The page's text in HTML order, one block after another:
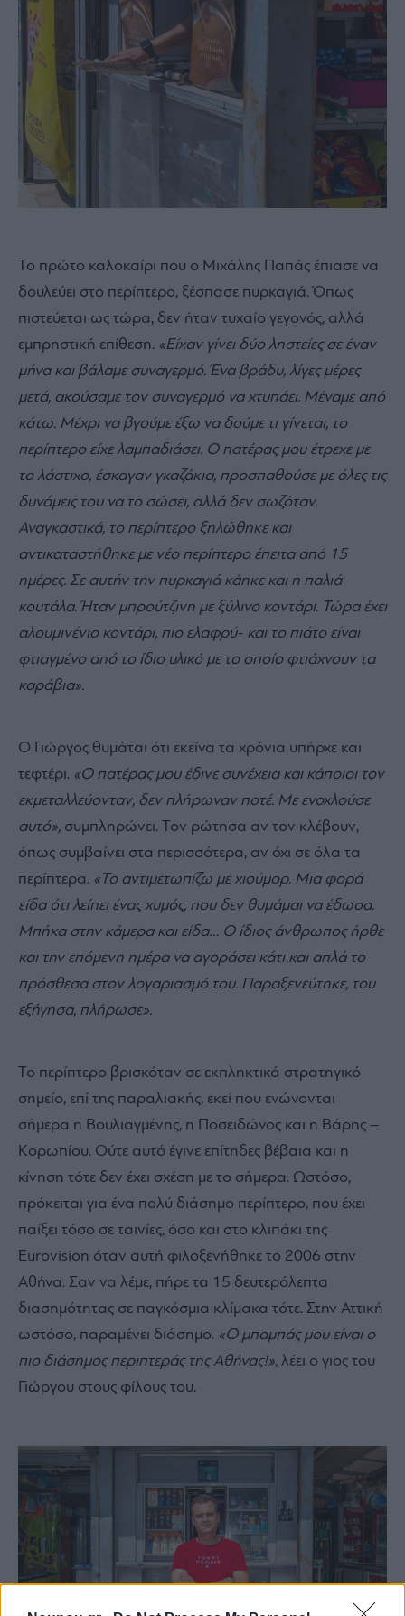
Το πρώτο καλοκαίρι που ο Μιχάλης Παπάς έπιασε να
δουλεύει στο περίπτερο, ξέσπασε πυρκαγιά. Όπως
πιστεύεται ως τώρα, δεν ήταν τυχαίο γεγονός, αλλά
εμπρηστική επίθεση. «Είχαν γίνει δύο ληστείες σε έναν
μήνα και βάλαμε συναγερμό. Ένα βράδυ, λίγες μέρες
μετά, ακούσαμε τον συναγερμό να χτυπάει. Μέναμε από
κάτω. Μέχρι να βγούμε έξω να δούμε τι γίνεται, το
περίπτερο είχε λαμπαδιάσει. Ο πατέρας μου έτρεχε με
το λάστιχο, έσκαγαν γκαζάκια, προσπαθούσε με όλες τις
δυνάμεις του να το σώσει, αλλά δεν σωζόταν.
Αναγκαστικά, το περίπτερο ξηλώθηκε και
αντικαταστήθηκε με νέο περίπτερο έπειτα από 15
ημέρες. Σε αυτήν την πυρκαγιά κάηκε και η παλιά
κουτάλα. Ήταν μπρούτζινη με ξύλινο κοντάρι. Τώρα έχει
αλουμινένιο κοντάρι, πιο ελαφρύ- και το πιάτο είναι
φτιαγμένο από το ίδιο υλικό με το οποίο φτιάχνουν τα
καράβια».
Ο Γιώργος θυμάται ότι εκείνα τα χρόνια υπήρχε και
τεφτέρι. «Ο πατέρας μου έδινε συνέχεια και κάποιοι τον
εκμεταλλεύονταν, δεν πλήρωναν ποτέ. Με ενοχλούσε
αυτό», συμπληρώνει. Τον ρώτησα αν τον κλέβουν,
όπως συμβαίνει στα περισσότερα, αν όχι σε όλα τα
περίπτερα. «Το αντιμετωπίζω με χιούμορ. Μια φορά
είδα ότι λείπει ένας χυμός, που δεν θυμάμαι να έδωσα.
Μπήκα στην κάμερα και είδα… Ο ίδιος άνθρωπος ήρθε
και την επόμενη ημέρα να αγοράσει κάτι και απλά το
πρόσθεσα στον λογαριασμό του. Παραξενεύτηκε, του
εξήγησα, πλήρωσε».
Το περίπτερο βρισκόταν σε εκπληκτικά στρατηγικό
σημείο, επί της παραλιακής, εκεί που ενώνονται
σήμερα η Βουλιαγμένης, η Ποσειδώνος και η Βάρης –
Κορωπίου. Ούτε αυτό έγινε επίτηδες βέβαια και η
κίνηση τότε δεν έχει σχέση με το σήμερα. Ωστόσο,
πρόκειται για ένα πολύ διάσημο περίπτερο, που έχει
παίξει τόσο σε ταινίες, όσο και στο κλιπάκι της
Eurovision όταν αυτή φιλοξενήθηκε το 2006 στην
Αθήνα. Σαν να λέμε, πήρε τα 15 δευτερόλεπτα
διασημότητας σε παγκόσμια κλίμακα τότε. Στην Αττική
ωστόσο, παραμένει διάσημο. «Ο μπαμπάς μου είναι ο
πιο διάσημος περιπτεράς της Αθήνας!», λέει ο γιος του
Γιώργου στους φίλους του.